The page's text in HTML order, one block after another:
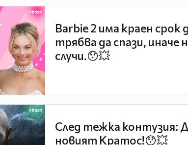
Barbie 2 има краен срок
трябва да спази, иначе
случи.😯💥
След тежка контузия:
новият Кратос!😯💥